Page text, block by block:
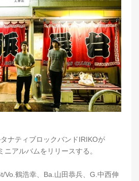
ナティブロックバンドIRIKOが
アルバムをリリースする。
Vo.鶴浩幸、Ba.山田恭兵、G.中西伸